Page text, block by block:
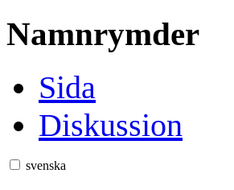
Namnrymder
Sida
Diskussion
svenska